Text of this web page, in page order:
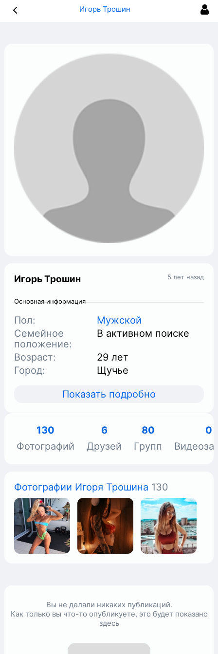
Игорь Трошин
5 лет назад
Игорь Трошин
Основная информация
Пол:
Мужской
Семейное
положение:
В активном поиске
Возраст:
29 лет
Город:
Щучье
Показать подробно
130
Фотографий
6
Друзей
80
Групп
0
Фотографии Игоря Трошина 130
Вы не делали никаких публикаций.
Как только вы что-то опубликуете, это будет показано
здесь